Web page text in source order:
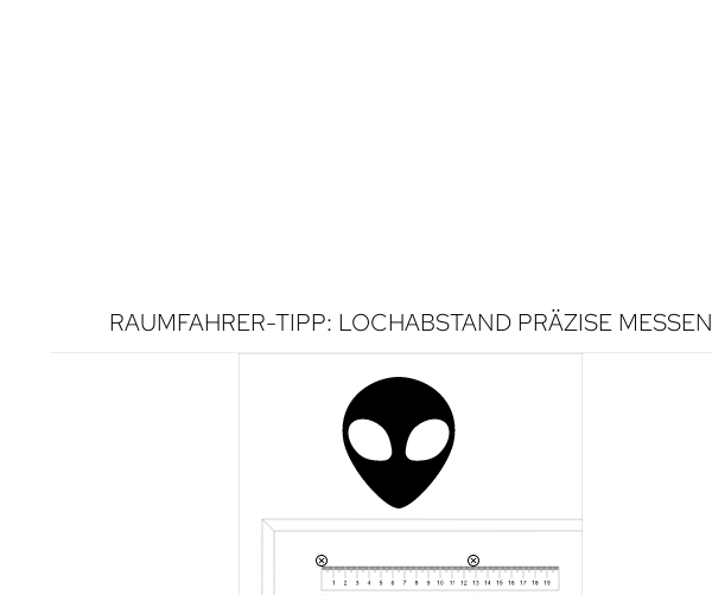
RAUMFAHRER-TIPP: LOCHABSTAND PRÄZISE MESSEN